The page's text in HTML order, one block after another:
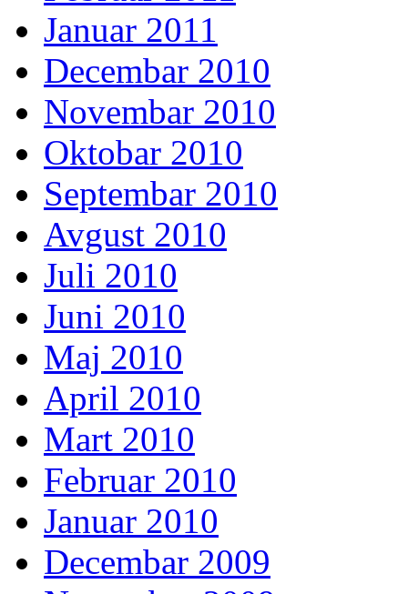
Januar 2011
Decembar 2010
Novembar 2010
Oktobar 2010
Septembar 2010
Avgust 2010
Juli 2010
Juni 2010
Maj 2010
April 2010
Mart 2010
Februar 2010
Januar 2010
Decembar 2009